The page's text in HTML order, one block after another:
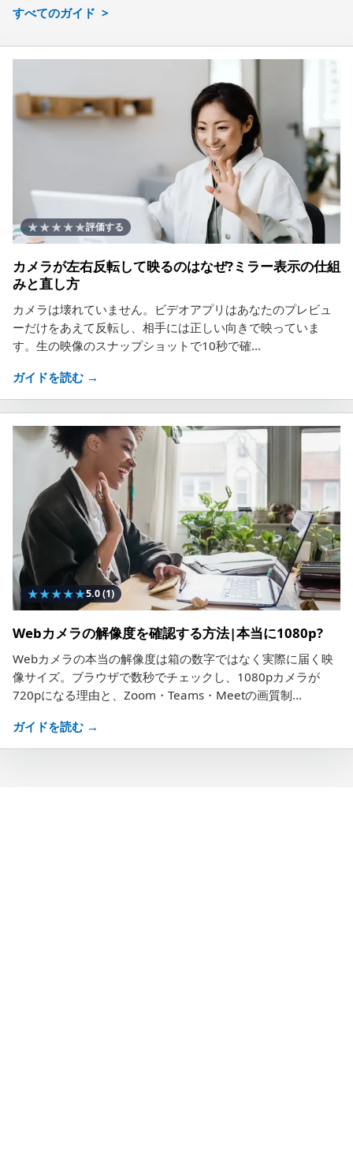
すべてのガイド
★★★★★評価する
カメラが左右反転して映るのはなぜ?ミラー表示の仕組
みと直し方
カメラは壊れていません。ビデオアプリはあなたのプレビュ
ーだけをあえて反転し、相手には正しい向きで映っていま
す。生の映像のスナップショットで10秒で確...
ガイドを読む →
★★★★★5.0(1)
Webカメラの解像度を確認する方法|本当に1080p?
Webカメラの本当の解像度は箱の数字ではなく実際に届く映
像サイズ。ブラウザで数秒でチェックし、1080pカメラが
720pになる理由と、Zoom・Teams・Meetの画質制...
ガイドを読む →